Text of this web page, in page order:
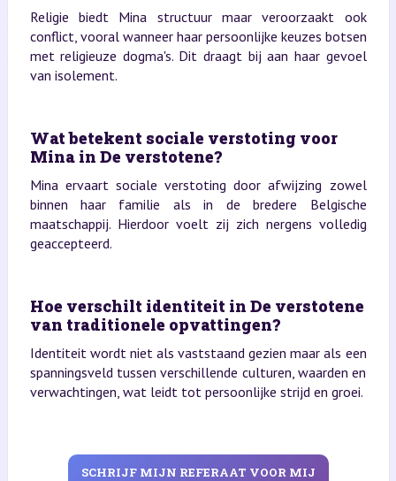
Religie biedt Mina structuur maar veroorzaakt ook
conflict, vooral wanneer haar persoonlijke keuzes botsen
met religieuze dogma's. Dit draagt bij aan haar gevoel
van isolement.
Wat betekent sociale verstoting voor
Mina in De verstotene?
Mina ervaart sociale verstoting door afwijzing zowel
binnen haar familie als in de bredere Belgische
maatschappij. Hierdoor voelt zij zich nergens volledig
geaccepteerd.
Hoe verschilt identiteit in De verstotene
van traditionele opvattingen?
Identiteit wordt niet als vaststaand gezien maar als een
spanningsveld tussen verschillende culturen, waarden en
verwachtingen, wat leidt tot persoonlijke strijd en groei.
SCHRIJF MIJN REFERAAT VOOR MIJ